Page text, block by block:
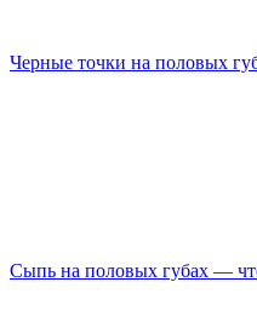
Черные точки на половых
Сыпь на половых губах —